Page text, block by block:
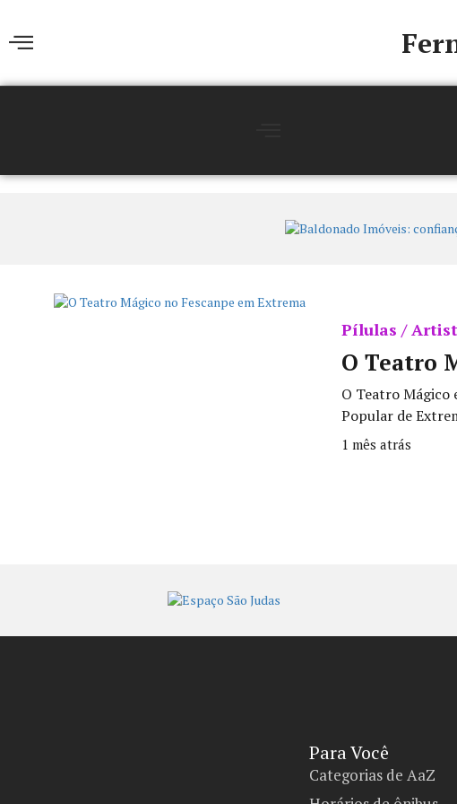
Pílulas /
O Teatro
O Teatro Mágico
Popular de
1 mês atrás
Para Você
Categorias de AaZ